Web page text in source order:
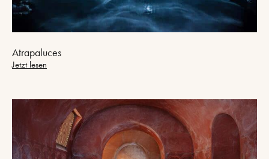
Atrapaluces
Jetzt lesen